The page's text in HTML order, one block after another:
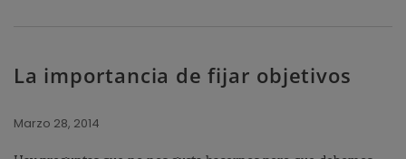
La importancia de fijar objetivos
Marzo 28, 2014